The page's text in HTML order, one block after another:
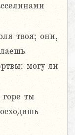
твоя; они,
могу ли
ты